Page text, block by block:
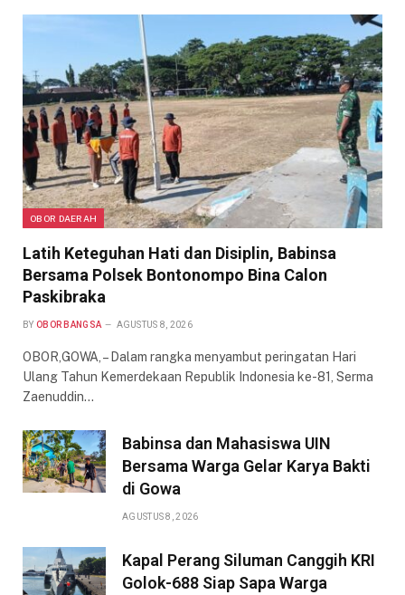
OBOR DAERAH
Latih Keteguhan Hati dan Disiplin, Babinsa
Bersama Polsek Bontonompo Bina Calon
Paskibraka
BY OBOR BANGSA AGUSTUS 8, 2026
OBOR,GOWA, – Dalam rangka menyambut peringatan Hari
Ulang Tahun Kemerdekaan Republik Indonesia ke-81, Serma
Zaenuddin…
Babinsa dan Mahasiswa UIN
Bersama Warga Gelar Karya Bakti
di Gowa
AGUSTUS 8, 2026
Kapal Perang Siluman Canggih KRI
Golok-688 Siap Sapa Warga